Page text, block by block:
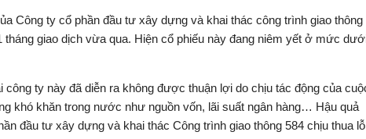
Công ty cổ phần đầu tư xây dựng và khai thác công trình giao thông
tháng giao dịch vừa qua. Hiện cổ phiếu này đang niêm yết ở mức
công ty này đã diễn ra không được thuận lợi do chịu tác động của
khó khăn trong nước như nguồn vốn, lãi suất ngân hàng… Hậu quả
đầu tư xây dựng và khai thác Công trình giao thông 584 chịu thua lỗ